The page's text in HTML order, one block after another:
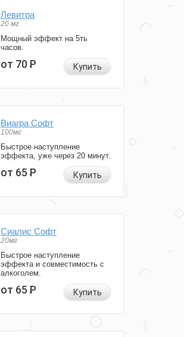
Левитра
20 мг
Мощный эффект на 5ть
часов.
от 70Р Купить
Виагра Софт
100мг
Быстрое наступление
эффекта, уже через 20 минут.
от 65Р Купить
Сиалис Софт
20мг
Быстрое наступление
эффекта и совместимость с
алкоголем.
от 65Р Купить